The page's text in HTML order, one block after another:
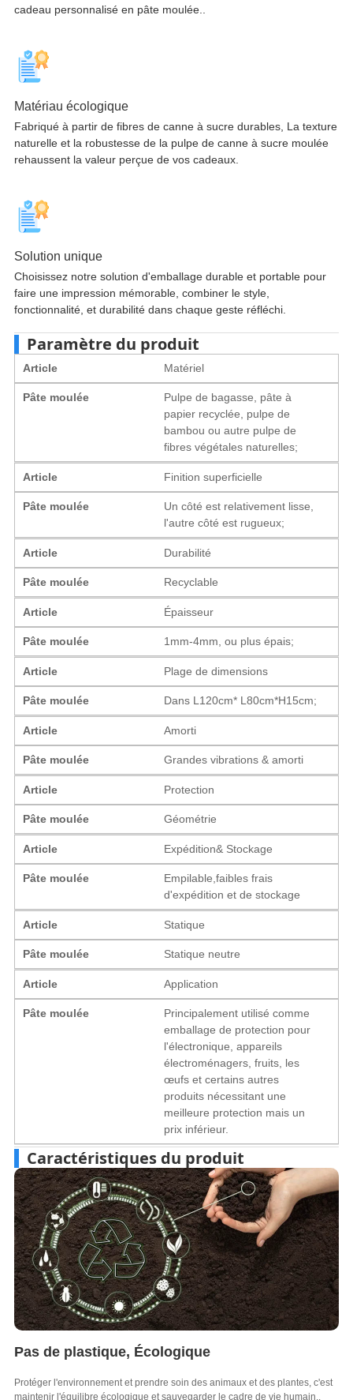
cadeau personnalisé en pâte moulée..
Matériau écologique
Fabriqué à partir de fibres de canne à sucre durables, La texture
naturelle et la robustesse de la pulpe de canne à sucre moulée
rehaussent la valeur perçue de vos cadeaux.
Solution unique
Choisissez notre solution d'emballage durable et portable pour
faire une impression mémorable, combiner le style,
fonctionnalité, et durabilité dans chaque geste réfléchi.
Paramètre du produit
Article Matériel
Pâte moulée
Pulpe de bagasse, pâte à
papier recyclée, pulpe de
bambou ou autre pulpe de
fibres végétales naturelles;
Article Finition superficielle
Pâte moulée
Un côté est relativement lisse,
l'autre côté est rugueux;
Article Durabilité
Pâte moulée Recyclable
Article Épaisseur
Pâte moulée 1mm-4mm, ou plus épais;
Article Plage de dimensions
Pâte moulée Dans L120cm* L80cm*H15cm;
Article Amorti
Pâte moulée Grandes vibrations & amorti
Article Protection
Pâte moulée Géométrie
Article Expédition& Stockage
Pâte moulée
Empilable,faibles frais
d'expédition et de stockage
Article Statique
Pâte moulée Statique neutre
Article Application
Pâte moulée
Principalement utilisé comme
emballage de protection pour
l'électronique, appareils
électroménagers, fruits, les
œufs et certains autres
produits nécessitant une
meilleure protection mais un
prix inférieur.
Caractéristiques du produit
Pas de plastique, Écologique
Protéger l'environnement et prendre soin des animaux et des plantes, c'est
maintenir l'équilibre écologique et sauvegarder le cadre de vie humain..